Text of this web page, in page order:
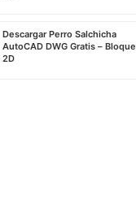
Descargar Perro Salchicha
AutoCAD DWG Gratis – Bloque
2D